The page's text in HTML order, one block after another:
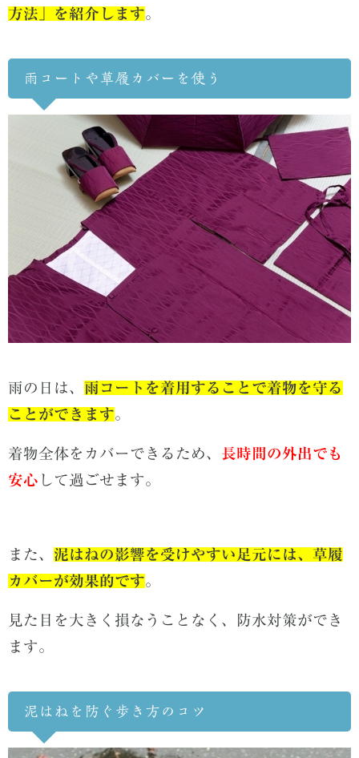
方法」を紹介します。
雨コートや草履カバーを使う
雨の日は、 雨コートを着用することで着物を守る
ことができます。
着物全体をカバーできるため、 長時間の外出でも
安心 して過ごせます。
また、 泥はねの影響を受けやすい足元には、草履
カバーが効果的です。
見た目を大きく損なうことなく、防水対策ができ
ます。
泥はねを防ぐ歩き方のコツ